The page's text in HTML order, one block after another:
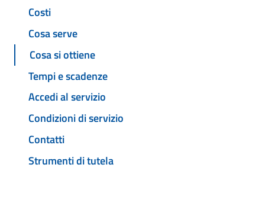
Costi
Cosa serve
Cosa si ottiene
Tempi e scadenze
Accedi al servizio
Condizioni di servizio
Contatti
Strumenti di tutela